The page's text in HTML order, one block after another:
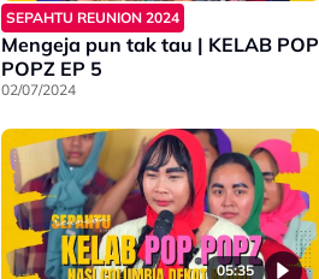
SEPAHTU REUNION 2024
Mengeja pun tak tau | KELAB POP
POPZ EP 5
02/07/2024
05:35